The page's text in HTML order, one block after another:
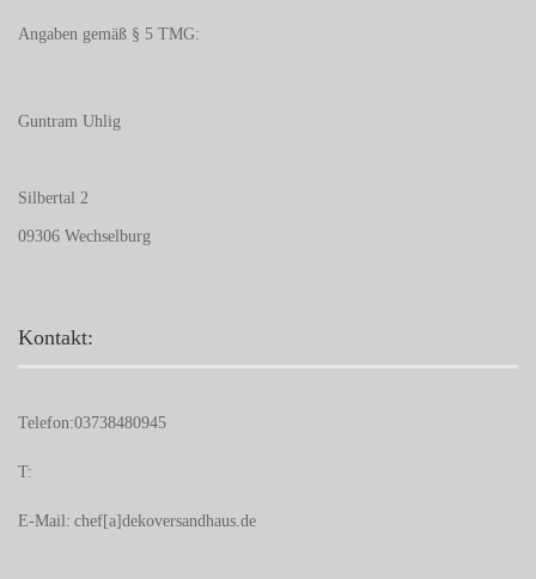
Angaben gemäß § 5 TMG:
Guntram Uhlig
Silbertal 2
09306 Wechselburg
Kontakt:
Telefon:03738480945
T:
E-Mail: chef[a]dekoversandhaus.de